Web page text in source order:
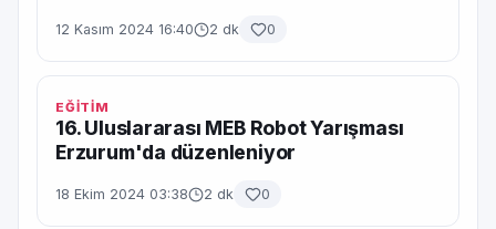
12 Kasım 2024 16:40 2 dk 0
EĞİTİM
16. Uluslararası MEB Robot Yarışması
Erzurum'da düzenleniyor
18 Ekim 2024 03:38 2 dk 0